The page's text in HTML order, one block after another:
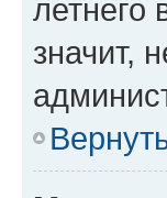
летнего
значит,